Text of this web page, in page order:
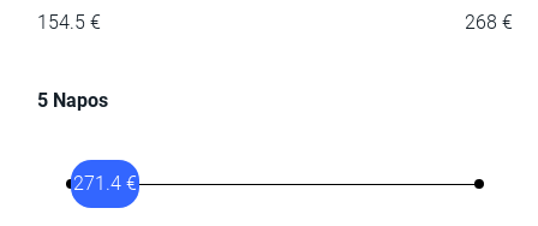
154.5 € 268 €
5 Napos
271.4 €